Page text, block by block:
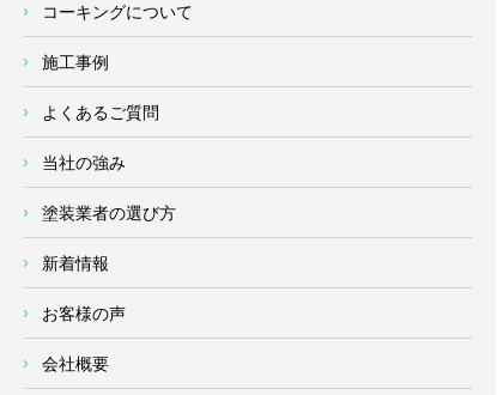
コーキングについて
施工事例
よくあるご質問
当社の強み
塗装業者の選び方
新着情報
お客様の声
会社概要